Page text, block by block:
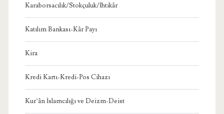
Karaborsacılık/Stokçuluk/İhtikâr
Katılım Bankası-Kâr Payı
Kira
Kredi Kartı-Kredi-Pos Cihazı
Kur’ân İslamcılığı ve Deizm-Deist